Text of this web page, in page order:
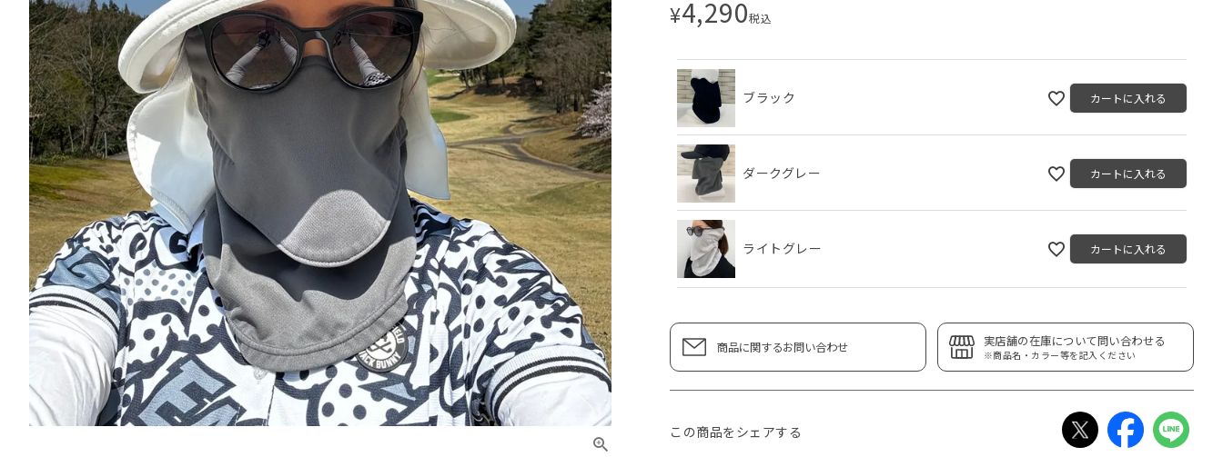
¥4,290税込
ブラック カートに入れる
ダークグレー カートに入れる
ライトグレー カートに入れる
商品に関するお問い合わせ 実店舗の在庫について問い合わせる
※商品名・カラー等を記入ください
この商品をシェアする